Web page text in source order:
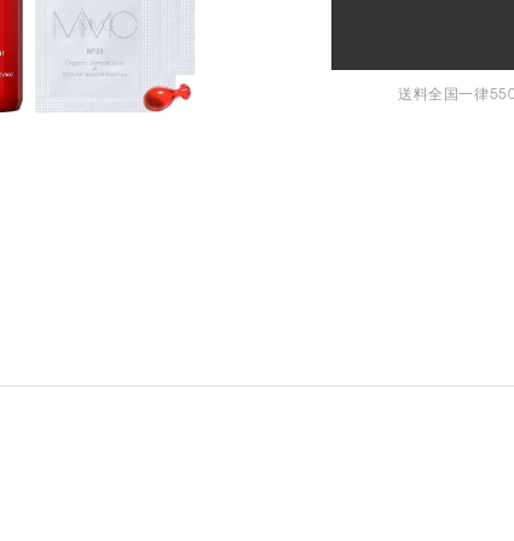
送料全国一律